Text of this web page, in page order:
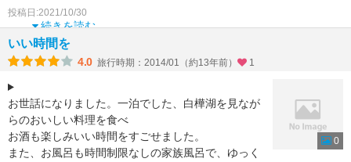
香りがする湯槽はゆったり最高でした。プレイルー
ム、W続きを読む
投稿日:2021/10/30
いい時間を
4.0 旅行時期：2014/01（約13年前） 1
お世話になりました。一泊でした、白樺湖を見なが
らのおいしい料理を食べ
お酒も楽しみいい時間をすごせました。
また、お風呂も時間制限なしの家族風呂で、ゆっく
0